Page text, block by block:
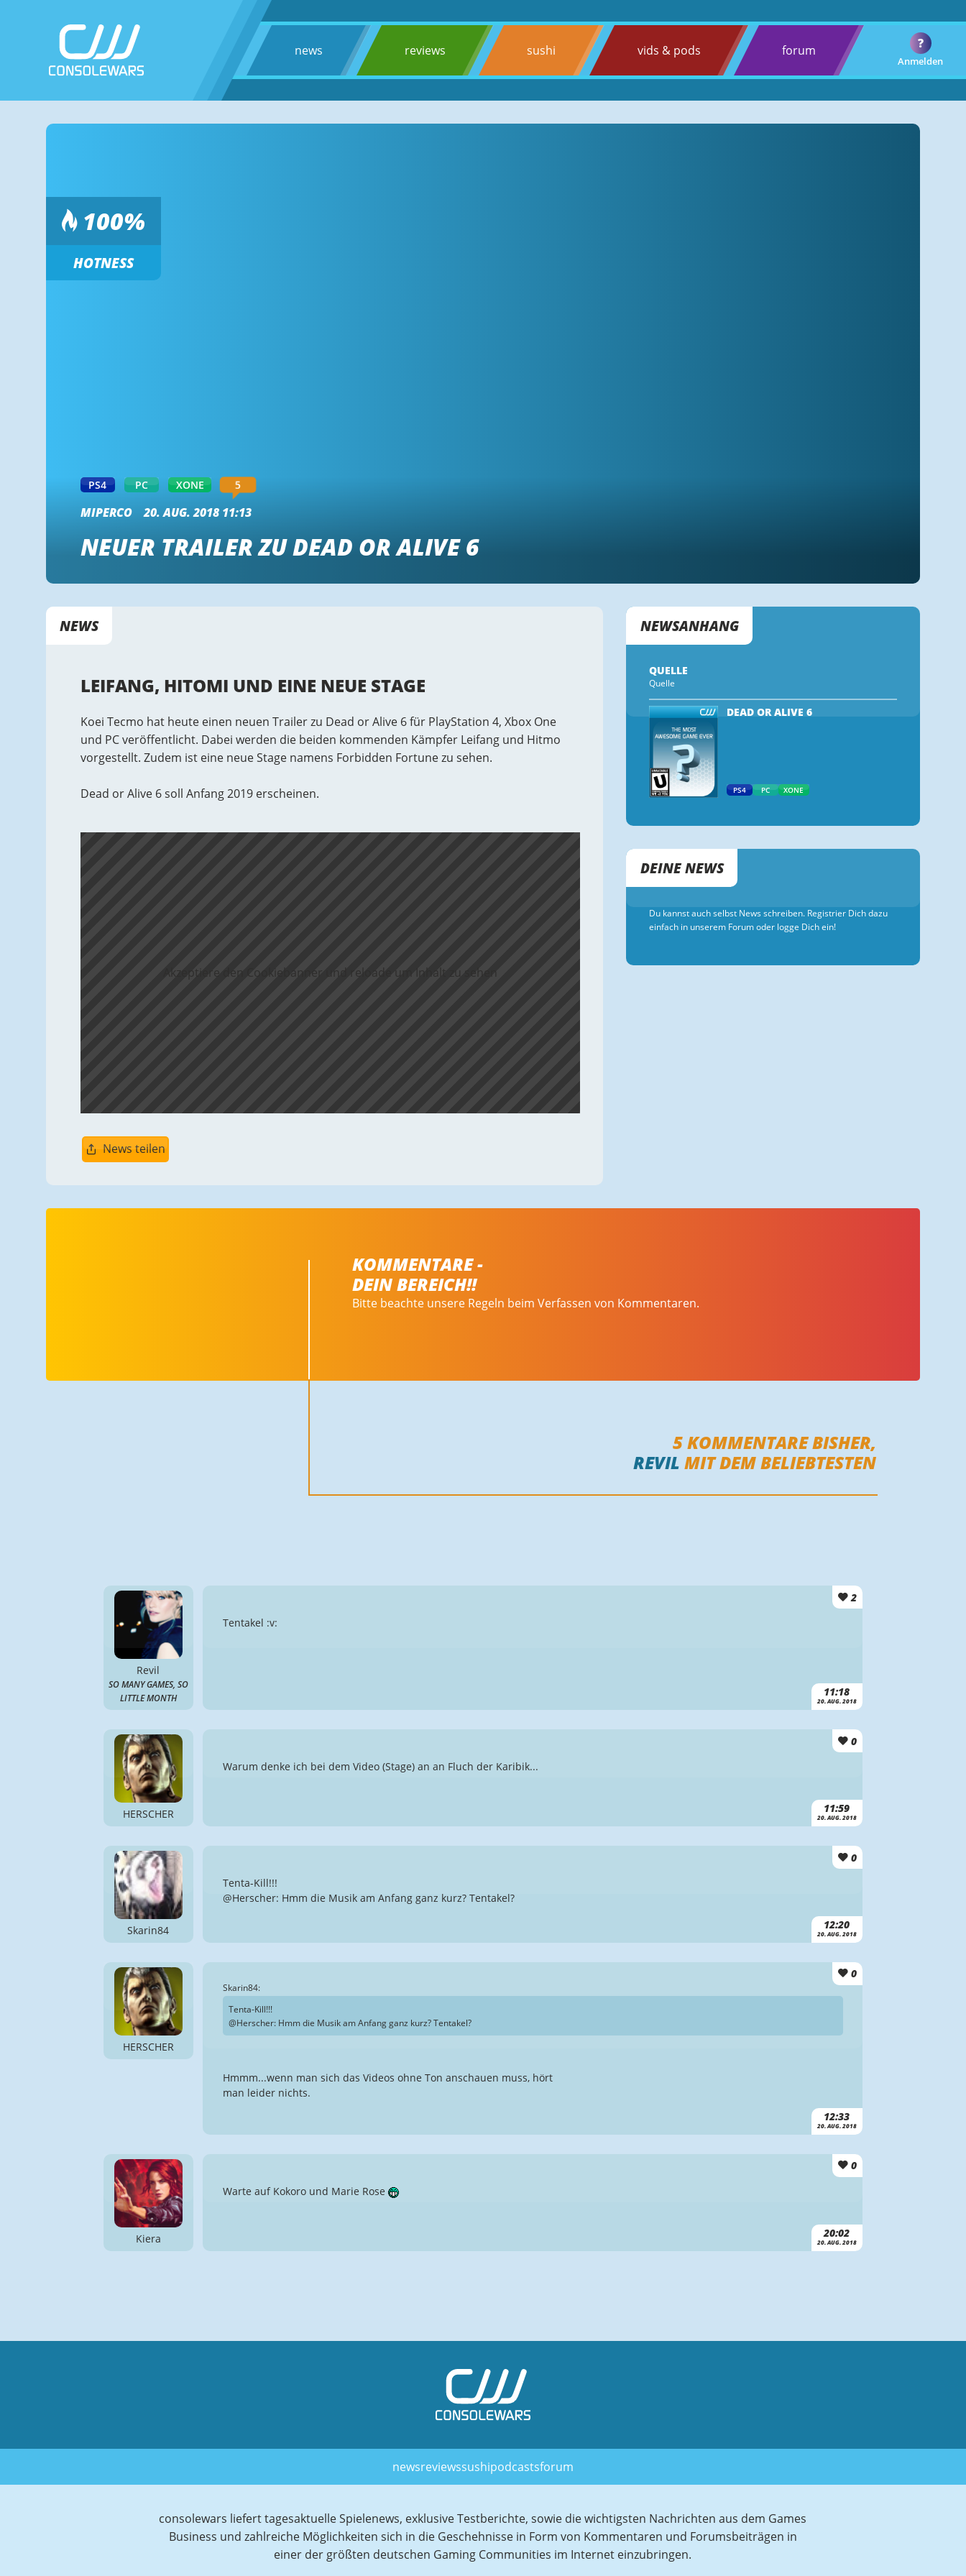
news reviews sushi vids & pods forum
Anmelden
?
100%
HOTNESS
PS4 PC XONE 5
MIPERCO 20. AUG. 2018 11:13
NEUER TRAILER ZU DEAD OR ALIVE 6
NEWS
LEIFANG, HITOMI UND EINE NEUE STAGE
Koei Tecmo hat heute einen neuen Trailer zu Dead or Alive 6 für PlayStation 4, Xbox One
und PC veröffentlicht. Dabei werden die beiden kommenden Kämpfer Leifang und Hitmo
vorgestellt. Zudem ist eine neue Stage namens Forbidden Fortune zu sehen.
Dead or Alive 6 soll Anfang 2019 erscheinen.
Akzeptiere den Cookiebanner und reloade um Inhalt zu sehen
News teilen
NEWSANHANG
QUELLE
Quelle
DEAD OR ALIVE 6
PS4 PC XONE
DEINE NEWS
Du kannst auch selbst News schreiben. Registrier Dich dazu
einfach in unserem Forum oder logge Dich ein!
KOMMENTARE -
DEIN BEREICH!!
Bitte beachte unsere Regeln beim Verfassen von Kommentaren.
5KOMMENTARE BISHER,
REVIL MIT DEM BELIEBTESTEN
Revil
SO MANY GAMES, SO
LITTLE MONTH
2
11:18
20. AUG. 2018
Tentakel :v:
HERSCHER
0
11:59
20. AUG. 2018
Warum denke ich bei dem Video (Stage) an an Fluch der Karibik...
Skarin84
0
12:20
20. AUG. 2018
Tenta-Kill!!!
@Herscher: Hmm die Musik am Anfang ganz kurz? Tentakel?
HERSCHER
0
12:33
20. AUG. 2018
Skarin84:
Tenta-Kill!!!
@Herscher: Hmm die Musik am Anfang ganz kurz? Tentakel?
Hmmm...wenn man sich das Videos ohne Ton anschauen muss, hört
man leider nichts.
Kiera
0
20:02
20. AUG. 2018
Warte auf Kokoro und Marie Rose
newsreviewssushipodcastsforum
consolewars liefert tagesaktuelle Spielenews, exklusive Testberichte, sowie die wichtigsten Nachrichten aus dem Games
Business und zahlreiche Möglichkeiten sich in die Geschehnisse in Form von Kommentaren und Forumsbeiträgen in
einer der größten deutschen Gaming Communities im Internet einzubringen.